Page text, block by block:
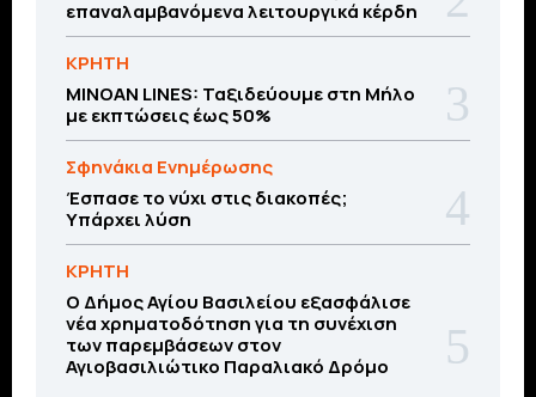
επαναλαμβανόμενα λειτουργικά κέρδη
ΚΡΗΤΗ
MINOAN LINES: Ταξιδεύουμε στη Μήλο
με εκπτώσεις έως 50%
Σφηνάκια Ενημέρωσης
Έσπασε το νύχι στις διακοπές;
Υπάρχει λύση
ΚΡΗΤΗ
O Δήμος Αγίου Βασιλείου εξασφάλισε
νέα χρηματοδότηση για τη συνέχιση
των παρεμβάσεων στον
Αγιοβασιλιώτικο Παραλιακό Δρόμο